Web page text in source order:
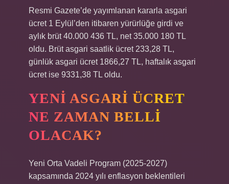
Resmi Gazete’de yayımlanan kararla asgari
ücret 1 Eylül’den itibaren yürürlüğe girdi ve
aylık brüt 40.000 436 TL, net 35.000 180 TL
oldu. Brüt asgari saatlik ücret 233,28 TL,
günlük asgari ücret 1866,27 TL, haftalık asgari
ücret ise 9331,38 TL oldu.
YENI ASGARI ÜCRET
NE ZAMAN BELLI
OLACAK?
Yeni Orta Vadeli Program (2025-2027)
kapsamında 2024 yılı enflasyon beklentileri